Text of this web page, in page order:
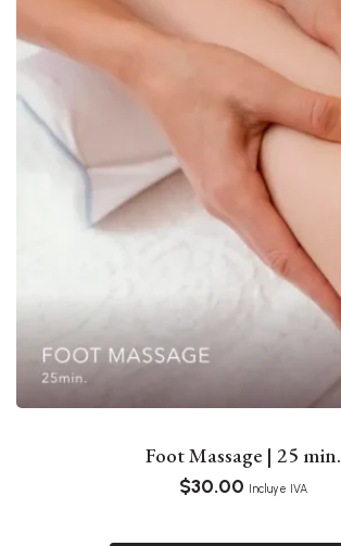
Foot Massage | 25 min.
$30.00 Incluye IVA